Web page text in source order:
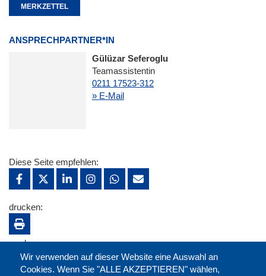
MERKZETTEL
ANSPRECHPARTNER*IN
Gülüzar Seferoglu
Teamassistentin
0211 17523-312
» E-Mail
Wir verwenden auf dieser Website eine Auswahl an
Cookies. Wenn Sie "ALLE AKZEPTIEREN" wählen,
Diese Seite empfehlen:
drucken:
merken: